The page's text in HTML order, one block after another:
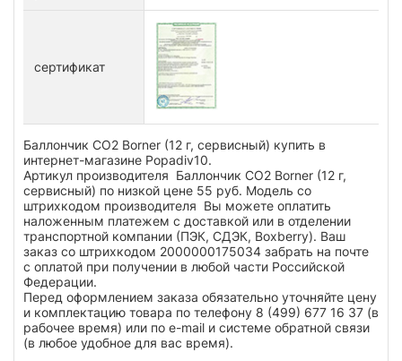
сертификат
Баллончик CO2 Borner (12 г, сервисный) купить в
интернет-магазине Popadiv10.
Артикул производителя Баллончик CO2 Borner (12 г,
сервисный) по низкой цене 55 руб. Модель со
штрихкодом производителя Вы можете оплатить
наложенным платежем с доставкой или в отделении
транспортной компании (ПЭК, СДЭК, Boxberry). Ваш
заказ со штрихкодом 2000000175034 забрать на почте
с оплатой при получении в любой части Российской
Федерации.
Перед оформлением заказа обязательно уточняйте цену
и комплектацию товара по телефону 8 (499) 677 16 37 (в
рабочее время) или по e-mail и системе обратной связи
(в любое удобное для вас время).